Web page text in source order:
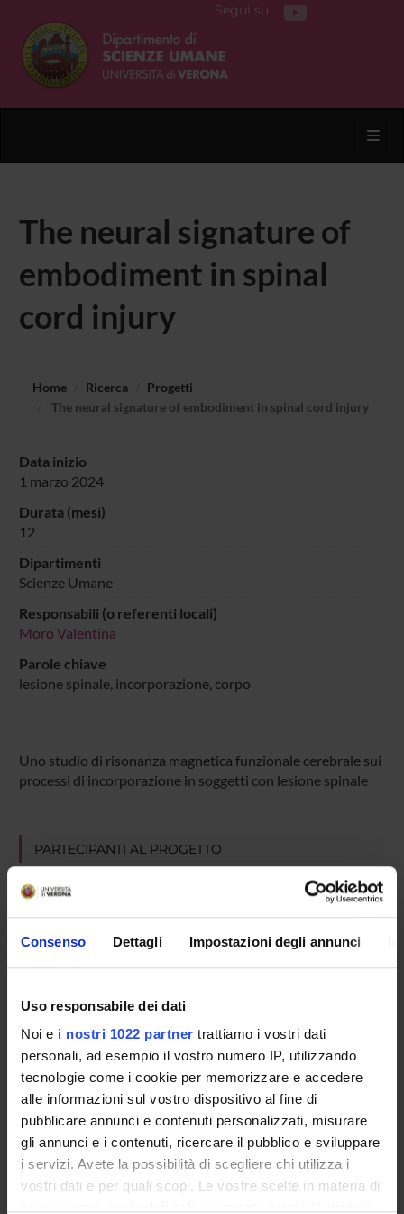
Consenso Dettagli Impostazioni degli annunci
Uso responsabile dei dati
Noi e i nostri 1022 partner trattiamo i vostri dati
personali, ad esempio il vostro numero IP, utilizzando
tecnologie come i cookie per memorizzare e accedere
alle informazioni sul vostro dispositivo al fine di
pubblicare annunci e contenuti personalizzati, misurare
gli annunci e i contenuti, ricercare il pubblico e sviluppare
i servizi. Avete la possibilità di scegliere chi utilizza i
vostri dati e per quali scopi. Le vostre scelte in materia di
Segui su
The neural signature of
embodiment in spinal
cord injury
Home Ricerca
Progetti
The neural signature of embodiment in spinal cord injury
Data inizio
1 marzo 2024
Durata (mesi)
12
Dipartimenti
Scienze Umane
Responsabili (o referenti locali)
Moro Valentina
Parole chiave
lesione spinale, incorporazione, corpo
Uno studio di risonanza magnetica funzionale cerebrale sui
processi di incorporazione in soggetti con lesione spinale
PARTECIPANTI AL PROGETTO
Valentina Moro
Professore ordinario
Formazione e organizzazioni
Psychology, Applied
ATTIVITÀ
AREE DI RICERCA